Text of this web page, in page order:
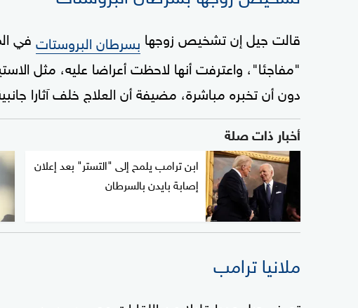
قالت جيل إن تشخيص زوجها بسرطان البروستات في
"مفاجئا"، واعترفت أنها لاحظت أعراضا عليه، مثل
دون أن تخبره مباشرة، مضيفة أن العلاج خلف آثارا
أخبار ذات صلة
ابن ترامب يلمح إلى "التستر" بعد إعلان
إصابة بايدن بالسرطان
ملانيا ترامب